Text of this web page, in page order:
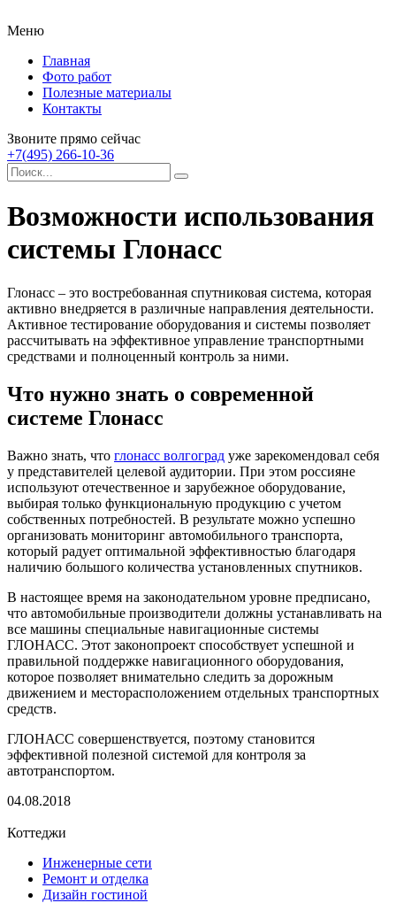
Меню
Главная
Фото работ
Полезные материалы
Контакты
Звоните прямо сейчас
+7(495) 266-10-36
Возможности использования
системы Глонасс
Глонасс – это востребованная спутниковая система, которая
активно внедряется в различные направления деятельности.
Активное тестирование оборудования и системы позволяет
рассчитывать на эффективное управление транспортными
средствами и полноценный контроль за ними.
Что нужно знать о современной
системе Глонасс
Важно знать, что глонасс волгоград уже зарекомендовал себя
у представителей целевой аудитории. При этом россияне
используют отечественное и зарубежное оборудование,
выбирая только функциональную продукцию с учетом
собственных потребностей. В результате можно успешно
организовать мониторинг автомобильного транспорта,
который радует оптимальной эффективностью благодаря
наличию большого количества установленных спутников.
В настоящее время на законодательном уровне предписано,
что автомобильные производители должны устанавливать на
все машины специальные навигационные системы
ГЛОНАСС. Этот законопроект способствует успешной и
правильной поддержке навигационного оборудования,
которое позволяет внимательно следить за дорожным
движением и месторасположением отдельных транспортных
средств.
ГЛОНАСС совершенствуется, поэтому становится
эффективной полезной системой для контроля за
автотранспортом.
04.08.2018
Коттеджи
Инженерные сети
Ремонт и отделка
Дизайн гостиной